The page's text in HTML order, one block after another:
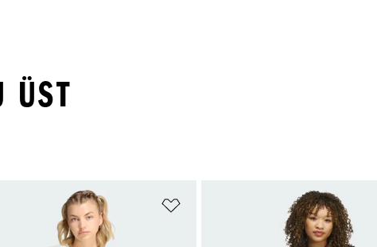
ÜST
Favori Listesine Ekle